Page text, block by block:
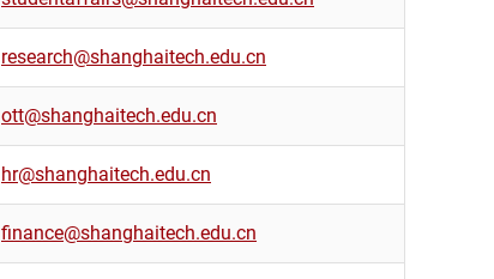
research@shanghaitech.edu.cn
ott@shanghaitech.edu.cn
hr@shanghaitech.edu.cn
finance@shanghaitech.edu.cn